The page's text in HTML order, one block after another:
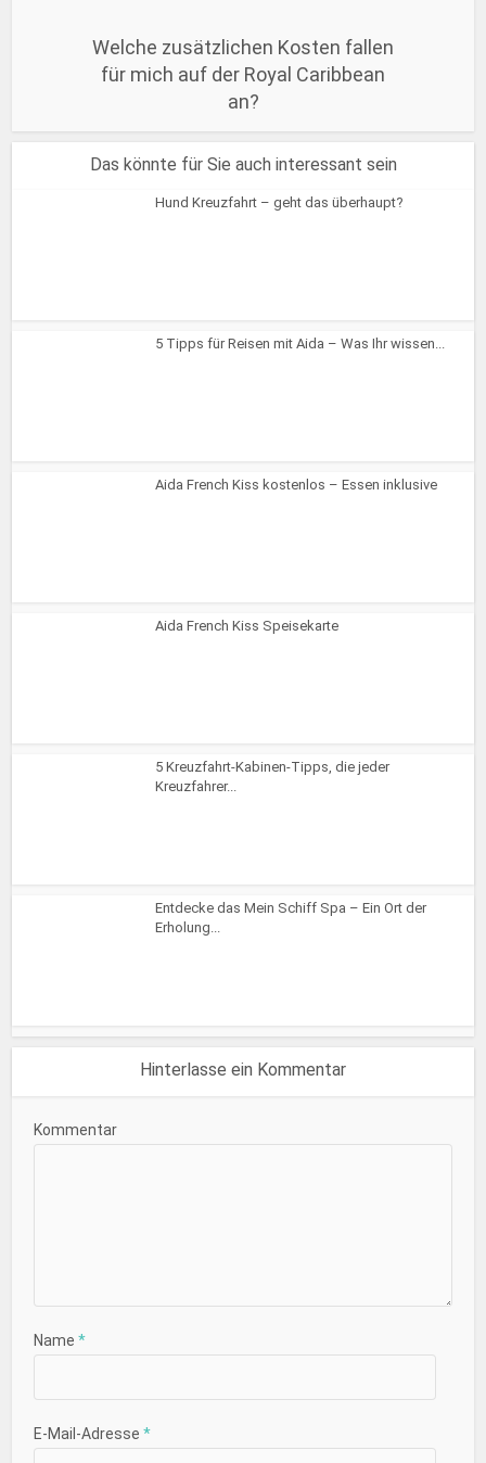
Welche zusätzlichen Kosten fallen
für mich auf der Royal Caribbean
an?
Das könnte für Sie auch interessant sein
Hund Kreuzfahrt – geht das überhaupt?
5 Tipps für Reisen mit Aida – Was Ihr wissen...
Aida French Kiss kostenlos – Essen inklusive
Aida French Kiss Speisekarte
5 Kreuzfahrt-Kabinen-Tipps, die jeder
Kreuzfahrer...
Entdecke das Mein Schiff Spa – Ein Ort der
Erholung...
Hinterlasse ein Kommentar
Kommentar
Name*
E-Mail-Adresse*